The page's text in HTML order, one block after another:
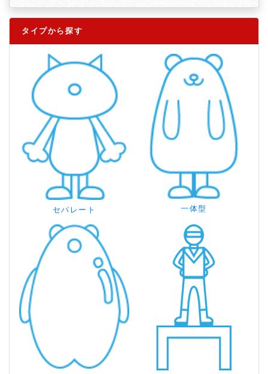
タイプから探す
セパレート 一体型